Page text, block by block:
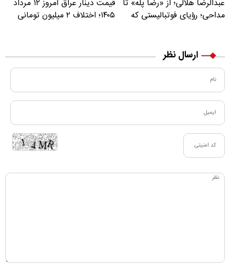
عبدالرضا هلالی؛ از «رضا پله» تا
مداحی؛ رؤیای فوتبالیستی که
قیمت دینار عراق امروز ۱۲ مرداد
۱۴۰۵؛ اختلاف ۲ میلیون تومانی
ارسال نظر